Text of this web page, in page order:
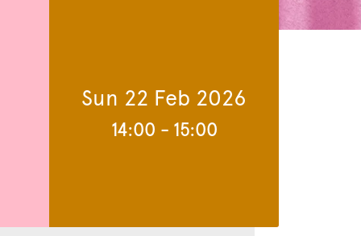
Sun 22 Feb 2026
14:00 - 15:00